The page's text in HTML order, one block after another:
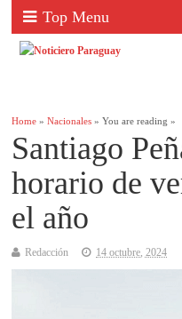
Top Menu
Home »Nacionales » You are reading »
Santiago
horario de
el año
Redacción 14 octubre, 2024